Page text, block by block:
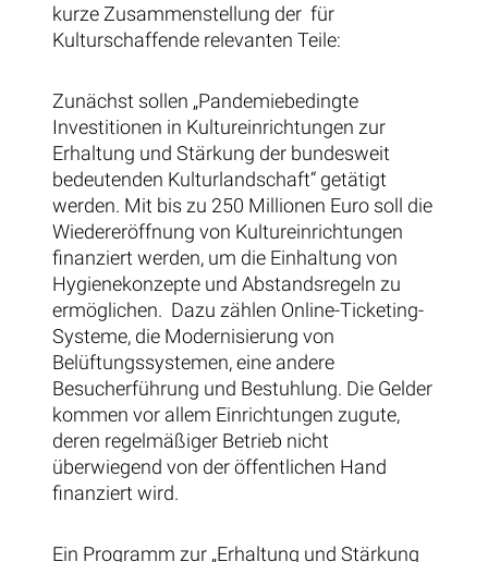
kurze Zusammenstellung der für
Kulturschaffende relevanten Teile:
Zunächst sollen „Pandemiebedingte
Investitionen in Kultureinrichtungen zur
Erhaltung und Stärkung der bundesweit
bedeutenden Kulturlandschaft“ getätigt
werden. Mit bis zu 250 Millionen Euro soll die
Wiedereröffnung von Kultureinrichtungen
finanziert werden, um die Einhaltung von
Hygienekonzepte und Abstandsregeln zu
ermöglichen. Dazu zählen Online-Ticketing-
Systeme, die Modernisierung von
Belüftungssystemen, eine andere
Besucherführung und Bestuhlung. Die Gelder
kommen vor allem Einrichtungen zugute,
deren regelmäßiger Betrieb nicht
überwiegend von der öffentlichen Hand
finanziert wird.
Ein Programm zur „Erhaltung und Stärkung